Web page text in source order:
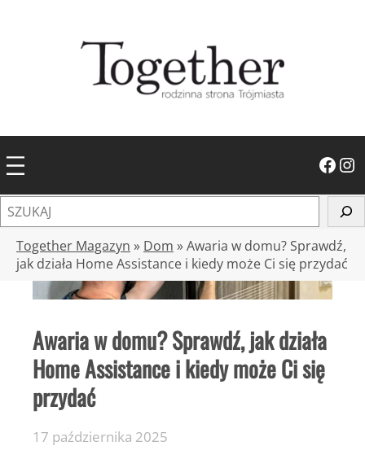
Facebook Instagram
z
Together Magazyn » Dom »Awaria w domu? Sprawdź,
jak działa Home Assistance i kiedy może Ci się przydać
Awaria w domu? Sprawdź, jak działa
Home Assistance i kiedy może Ci się
przydać
17 października 2025